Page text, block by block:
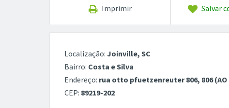
Imprimir Salvar
Localização: Joinville, SC
Bairro: Costa e Silva
Endereço: rua otto pfuetzenreuter 806, 806 (AO
CEP: 89219-202